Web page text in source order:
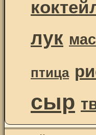
лук
птица
сыр